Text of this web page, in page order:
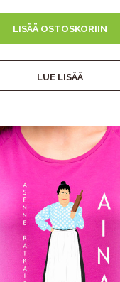
LISÄÄ OSTOSKORIIN
LUE LISÄÄ